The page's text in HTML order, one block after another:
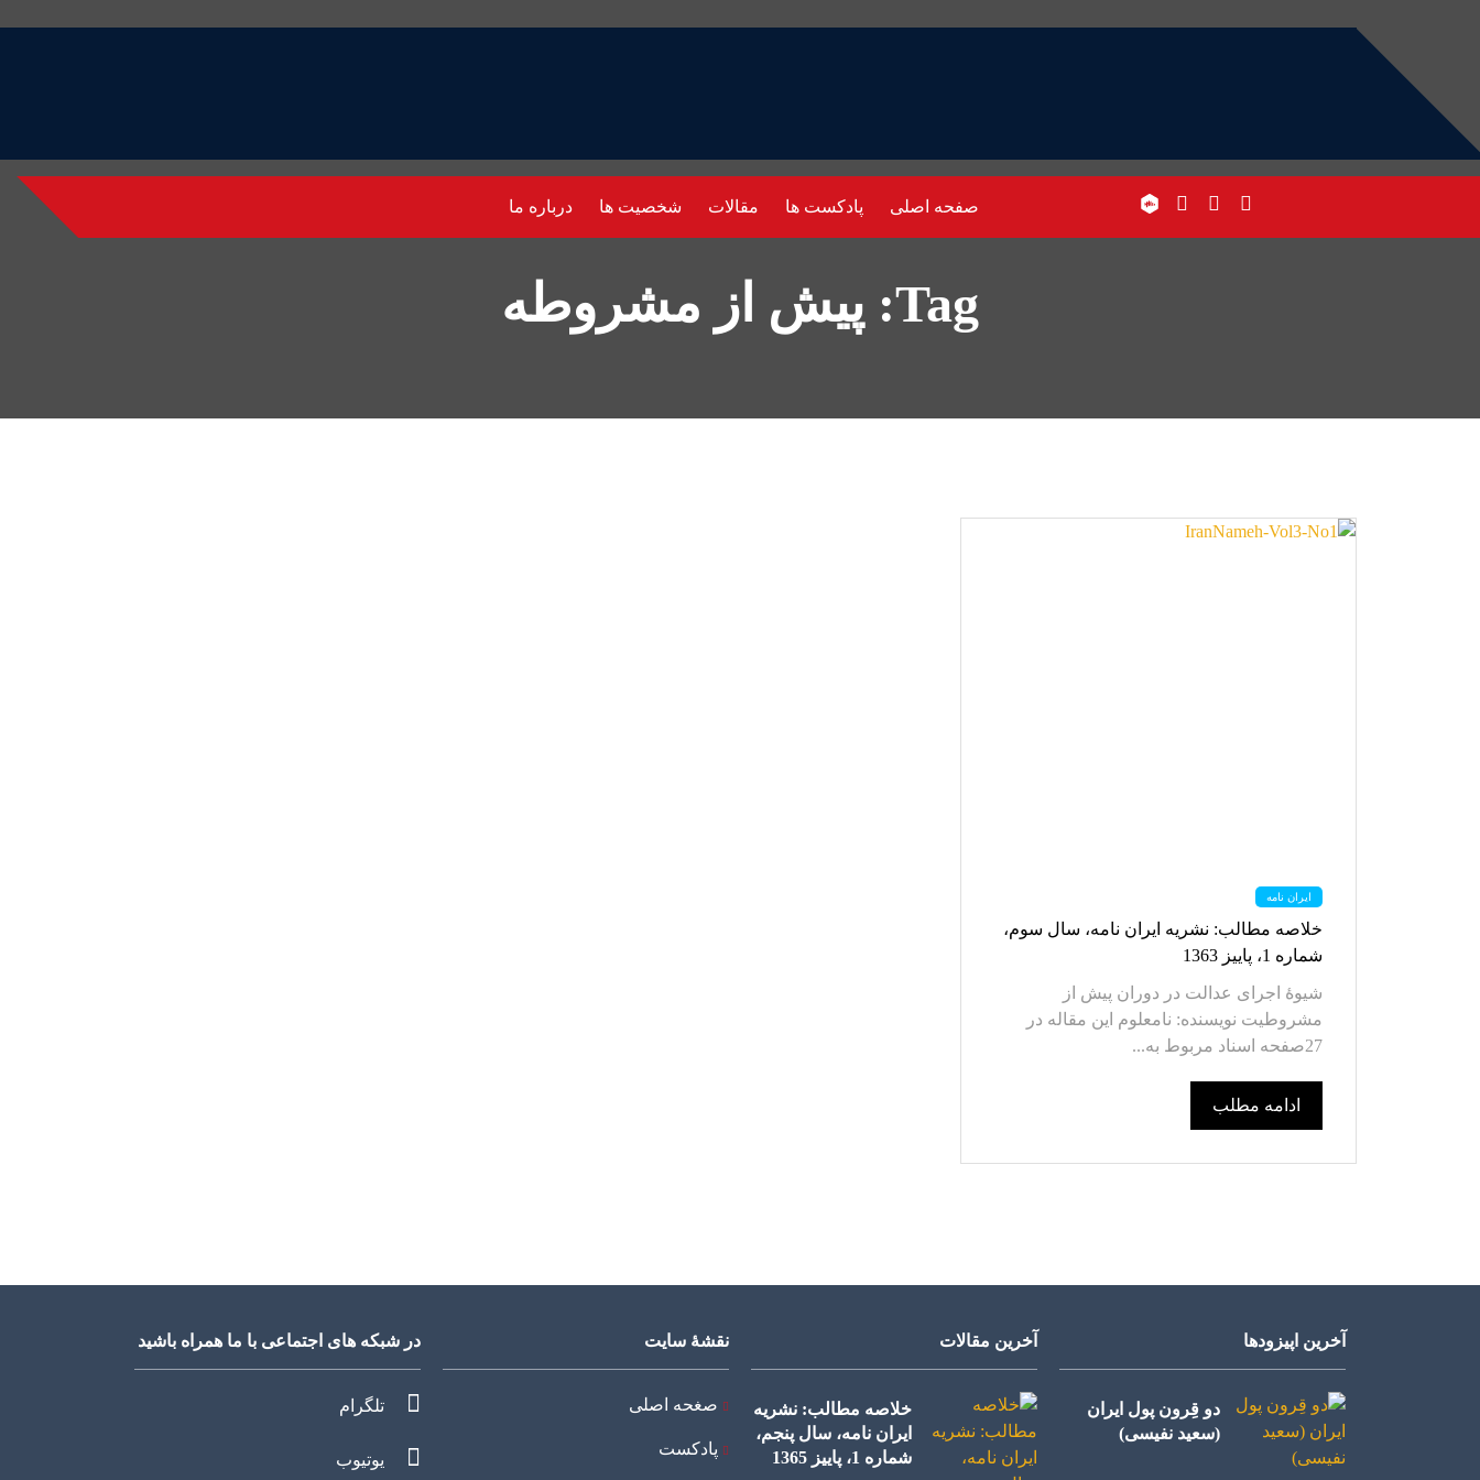
صفحه اصلی پادکست ها مقالات شخصیت ها درباره ما
Tag: پیش از مشروطه
ایران نامه
خلاصه مطالب: نشریه ایران نامه، سال سوم،
شماره 1، پاییز 1363
شیوۀ اجرای عدالت در دوران پیش از
مشروطیت نویسنده: نامعلوم این مقاله در
27صفحه اسناد مربوط به...
ادامه مطلب
آخرین اپیزودها
دو قِرون پول ایران
(سعید نفیسی)
آخرین مقالات
خلاصه مطالب: نشریه
ایران نامه، سال پنجم،
شماره 1، پاییز 1365
نقشۀ سایت
صغحه اصلی
پادکست
در شبکه های اجتماعی با ما همراه باشید
تلگرام
یوتیوب